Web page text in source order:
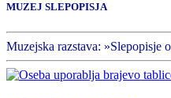
MUZEJ SLEPOPISJA
Muzejska razstava: »Slepopisje